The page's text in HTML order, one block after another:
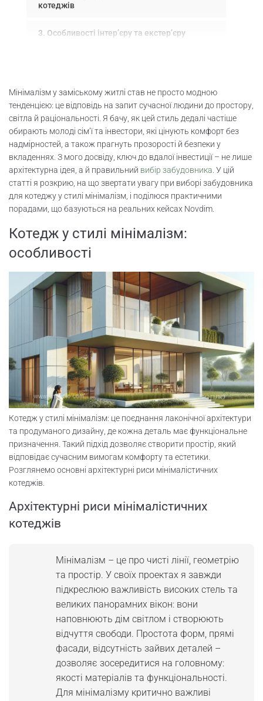
котеджів
Особливості інтер’єру та екстер’єру
Як вибрати надійного забудовника?
Переваги роботи з професіоналами
Критерії вибору забудовника для котеджу
мінімалізм
Перевірка репутації і портфоліо
Прозорість договору та умови
Матеріали та технології будівництва
Логістика та розташування об’єктів
Етапи будівництва котеджу у
мінімалізмі
Вибір ділянки та проектування
Основні етапи будівництва: фундамент,
каркас, оздоблення
Контроль якості на кожному етапі
Скільки коштує будівництво котеджу в
Основні статті витрат
Як уникнути прихованих витрат
Умови безпечної розстрочки та кредиту
Інвестиції в заміське житло: як зберегти
і примножити кошти
Порівняння забудовників: таблиця
Мінімалізм у заміському житлі став не просто модною
тенденцією: це відповідь на запит сучасної людини до простору,
світла й раціональності. Я бачу, як цей стиль дедалі частіше
обирають молоді сім’ї та інвестори, які цінують комфорт без
надмірностей, а також прагнуть прозорості й безпеки у
вкладеннях. З мого досвіду, ключ до вдалої інвестиції – не лише
архітектурна ідея, а й правильний вибір забудовника . У цій
статті я розкрию, на що звертати увагу при виборі забудовника
для котеджу у стилі мінімалізм, і поділюся практичними
порадами, що базуються на реальних кейсах Novdim.
Котедж у стилі мінімалізм:
особливості
Котедж у стилі мінімалізм: це поєднання лаконічної архітектури
та продуманого дизайну, де кожна деталь має функціональне
призначення. Такий підхід дозволяє створити простір, який
відповідає сучасним вимогам комфорту та естетики.
Розглянемо основні архітектурні риси мінімалістичних
котеджів.
Архітектурні риси мінімалістичних
котеджів
Мінімалізм – це про чисті лінії, геометрію
та простір. У своїх проектах я завжди
підкреслюю важливість високих стель та
великих панорамних вікон: вони
наповнюють дім світлом і створюють
відчуття свободи. Простота форм, прямі
фасади, відсутність зайвих деталей –
дозволяє зосередитися на головному:
якості матеріалів та функціональності.
Для мінімалізму критично важливі